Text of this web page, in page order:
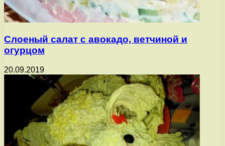
Слоеный салат с авокадо, ветчиной и
огурцом
20.09.2019